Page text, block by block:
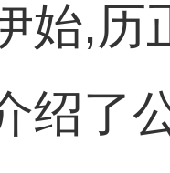
,历
绍了